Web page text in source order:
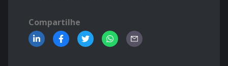
Compartilhe